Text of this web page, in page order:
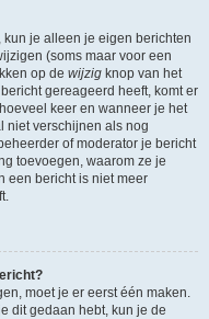
je alleen je eigen berichten
(soms maar voor een
op de wijzig knop van het
gereageerd heeft, komt er
keer en wanneer je het
niet verschijnen als nog
of moderator je bericht
toevoegen, waarom ze je
een bericht is niet meer
moet je er eerst één maken.
dit gedaan hebt, kun je de